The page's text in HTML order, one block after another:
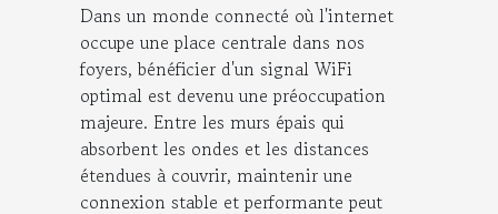
Dans un monde connecté où l'internet
occupe une place centrale dans nos
foyers, bénéficier d'un signal WiFi
optimal est devenu une préoccupation
majeure. Entre les murs épais qui
absorbent les ondes et les distances
étendues à couvrir, maintenir une
connexion stable et performante peut